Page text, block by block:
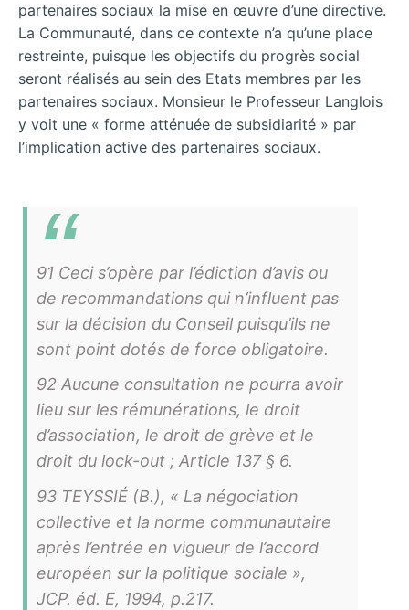
partenaires sociaux la mise en œuvre d’une directive.
La Communauté, dans ce contexte n’a qu’une place
restreinte, puisque les objectifs du progrès social
seront réalisés au sein des Etats membres par les
partenaires sociaux. Monsieur le Professeur Langlois
y voit une « forme atténuée de subsidiarité » par
l’implication active des partenaires sociaux.
91 Ceci s’opère par l’édiction d’avis ou
de recommandations qui n’influent pas
sur la décision du Conseil puisqu’ils ne
sont point dotés de force obligatoire.
92 Aucune consultation ne pourra avoir
lieu sur les rémunérations, le droit
d’association, le droit de grève et le
droit du lock-out ; Article 137 § 6.
93 TEYSSIÉ (B.), « La négociation
collective et la norme communautaire
après l’entrée en vigueur de l’accord
européen sur la politique sociale »,
JCP. éd. E, 1994, p.217.